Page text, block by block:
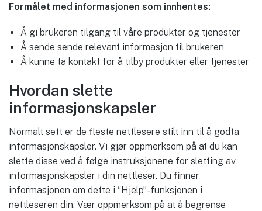
Formålet med informasjonen som innhentes:
Å gi brukeren tilgang til våre produkter og tjenester
Å sende sende relevant informasjon til brukeren
Å kunne ta kontakt for å tilby produkter eller tjenester
Hvordan slette
informasjonskapsler
Normalt sett er de fleste nettlesere stilt inn til å godta
informasjonskapsler. Vi gjør oppmerksom på at du kan
slette disse ved å følge instruksjonene for sletting av
informasjonskapsler i din nettleser. Du finner
informasjonen om dette i “Hjelp”-funksjonen i
nettleseren din. Vær oppmerksom på at å begrense